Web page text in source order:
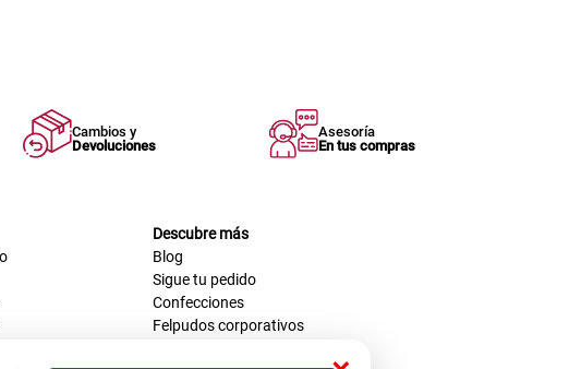
Cambios y
Devoluciones
Asesoría
En tus compras
Descubre más
Blog
Sigue tu pedido
Confecciones
Felpudos corporativos